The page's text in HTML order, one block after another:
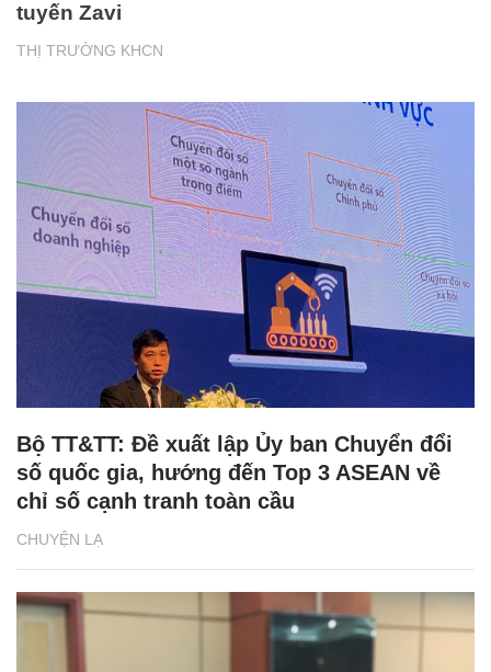
THỊ TRƯỜNG KHCN
tuyến Zavi
CHUYỆN LẠ
Bộ TT&TT: Đề xuất lập Ủy ban Chuyển đổi
số quốc gia, hướng đến Top 3 ASEAN về
chỉ số cạnh tranh toàn cầu